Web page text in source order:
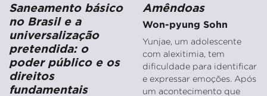
Saneamento básico
no Brasil e a
universalização
pretendida: o
poder público e os
direitos
fundamentais
Amêndoas
Won-pyung Sohn
Yunjae, um adolescente
com alexitimia, tem
dificuldade para identificar
e expressar emoções. Após
um acontecimento que